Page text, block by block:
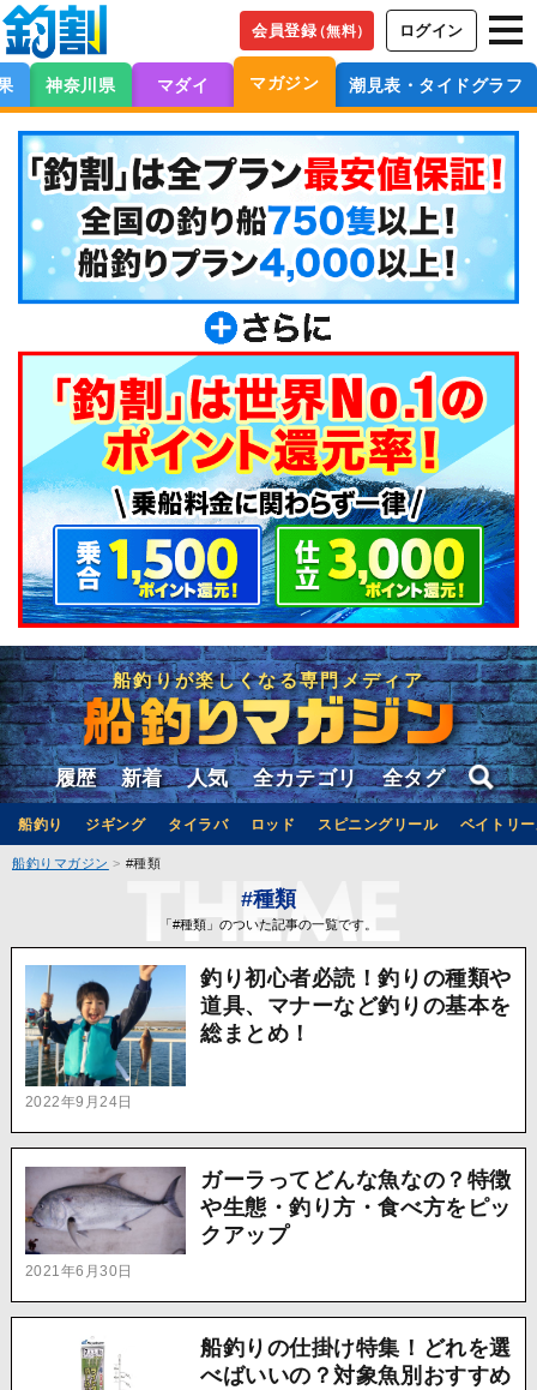
会員登録（無料） ログイン
神奈川県 マダイ マガジン 潮見表・タイドグラフ
船釣りが楽しくなる専門メディア
履歴 新着 人気 全カテゴリ 全タグ
船釣り ジギング タイラバ ロッド スピニングリール ベイトリ
船釣りマガジン #種類
#種類
「#種類」のついた記事の一覧です。
2022年9月24日
釣り初心者必読！釣りの種類や
道具、マナーなど釣りの基本を
総まとめ！
2021年6月30日
ガーラってどんな魚なの？特徴
や生態・釣り方・食べ方をピッ
クアップ
船釣りの仕掛け特集！どれを選
べばいいの？対象魚別おすすめ